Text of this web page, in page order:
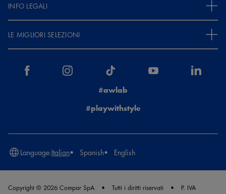
INFO LEGALI
LE MIGLIORI SELEZIONI
#awlab
#playwithstyle
Language:Italian Spanish English
Copyright © 2026 Compar SpA Tutti i diritti riservati
P. IVA